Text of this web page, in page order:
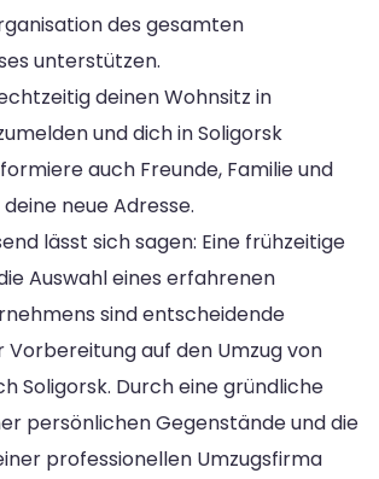
des gesamten
unterstützen.
deinen Wohnsitz in
und dich in Soligorsk
auch Freunde, Familie und
neue Adresse.
lässt sich sagen: Eine frühzeitige
Auswahl eines erfahrenen
sind entscheidende
auf den Umzug von
Soligorsk. Durch eine gründliche
persönlichen Gegenstände und die
professionellen Umzugsfirma